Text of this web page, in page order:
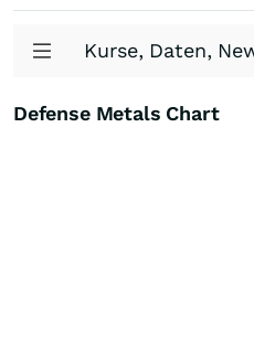
Kurse, Daten,
Defense Metals Chart